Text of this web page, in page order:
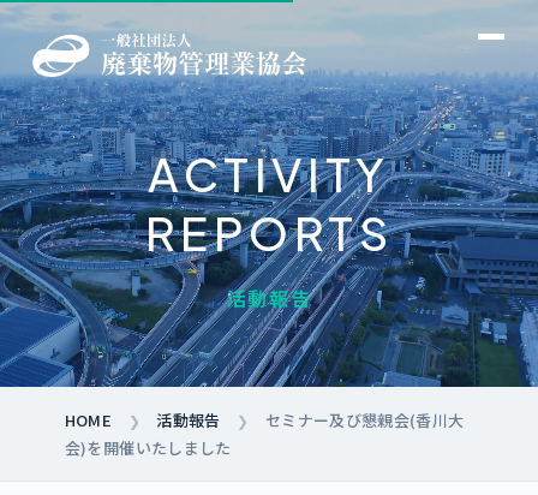
→
→
→
→
→
→
→
→
ACTIVITY
REPORTS
活動報告
HOME ❯ 活動報告 ❯
セミナー及び懇親会(香川大
会)を開催いたしました